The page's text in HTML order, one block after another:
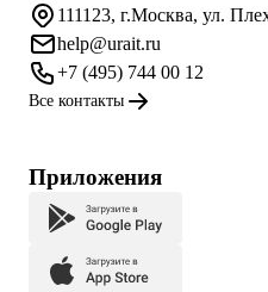
111123, г.Москва, ул.
help@urait.ru
+7 (495) 744 00 12
Все контакты
Приложения